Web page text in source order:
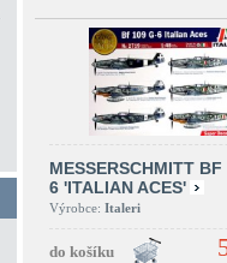
MESSERSCHMITT
6 'ITALIAN ACES'
Výrobce: Italeri